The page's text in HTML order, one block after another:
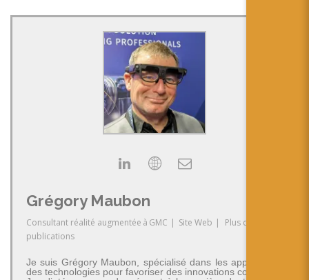
Grégory Maubon
Consultant réalité augmentée à GMC | Site Web |
Plus de
publications
Je suis Grégory Maubon, spécialisé dans les applications
des technologies pour favoriser des innovations concrètes.